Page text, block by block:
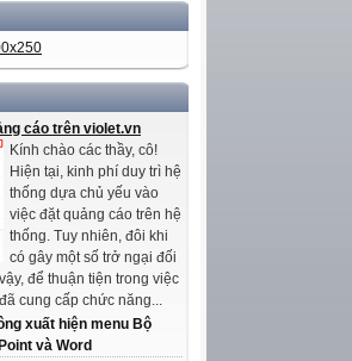
cáo trên violet.vn
Kính chào các thầy, cô!
Hiện tại, kinh phí duy trì hệ
thống dựa chủ yếu vào
việc đặt quảng cáo trên hệ
thống. Tuy nhiên, đôi khi
có gây một số trở ngại đối
để thuận tiện trong việc
cung cấp chức năng...
xuất hiện menu Bộ
và Word